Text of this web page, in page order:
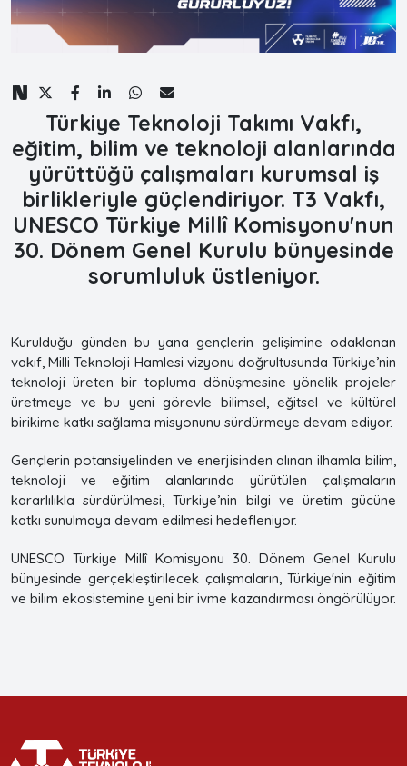
Türkiye Teknoloji Takımı Vakfı,
eğitim, bilim ve teknoloji alanlarında
yürüttüğü çalışmaları kurumsal iş
birlikleriyle güçlendiriyor. T3 Vakfı,
UNESCO Türkiye Millî Komisyonu'nun
30. Dönem Genel Kurulu bünyesinde
sorumluluk üstleniyor.
Kurulduğu günden bu yana gençlerin gelişimine odaklanan
vakıf, Milli Teknoloji Hamlesi vizyonu doğrultusunda Türkiye’nin
teknoloji üreten bir topluma dönüşmesine yönelik projeler
üretmeye ve bu yeni görevle bilimsel, eğitsel ve kültürel
birikime katkı sağlama misyonunu sürdürmeye devam ediyor.
Gençlerin potansiyelinden ve enerjisinden alınan ilhamla bilim,
teknoloji ve eğitim alanlarında yürütülen çalışmaların
kararlılıkla sürdürülmesi, Türkiye’nin bilgi ve üretim gücüne
katkı sunulmaya devam edilmesi hedefleniyor.
UNESCO Türkiye Millî Komisyonu 30. Dönem Genel Kurulu
bünyesinde gerçekleştirilecek çalışmaların, Türkiye'nin eğitim
ve bilim ekosistemine yeni bir ivme kazandırması öngörülüyor.